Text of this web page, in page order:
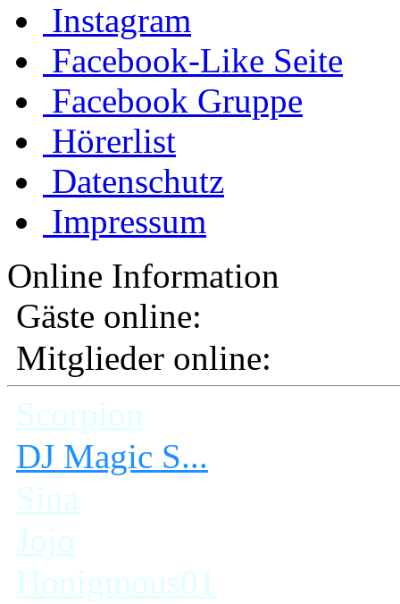
Instagram
Facebook-Like Seite
Facebook Gruppe
Hörerlist
Datenschutz
Impressum
Online Information
Gäste online:
Mitglieder online:
Scorpion
DJ Magic S...
Sina
Jojo
Honigmous01